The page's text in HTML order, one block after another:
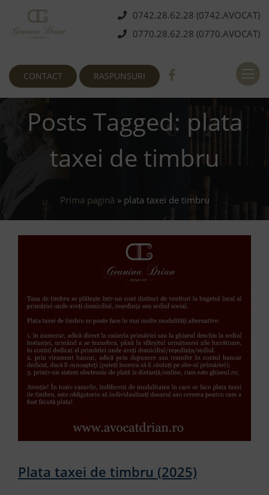
0742.28.62.28 (0742.AVOCAT)
0770.28.62.28 (0770.AVOCAT)
CONTACT RASPUNSURI
Posts Tagged: plata
taxei de timbru
Prima pagină » plata taxei de timbru
Plata taxei de timbru (2025)